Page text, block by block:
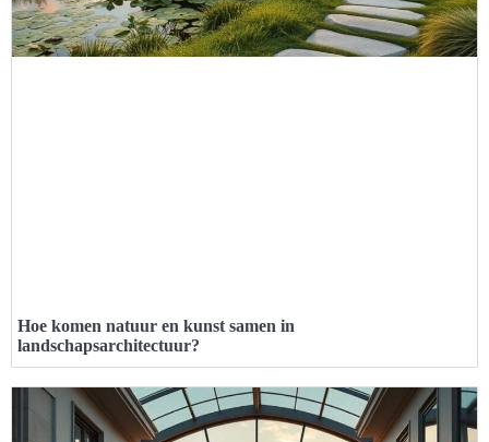
Hoe komen natuur en kunst samen in
landschapsarchitectuur?